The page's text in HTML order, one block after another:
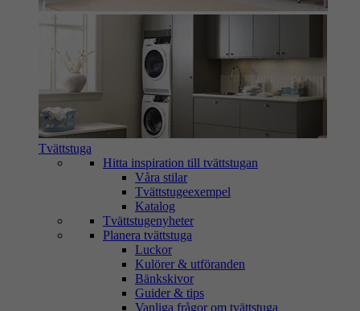
Tvättstuga
Hitta inspiration till tvättstugan
Våra stilar
Tvättstugeexempel
Katalog
Tvättstugenyheter
Planera tvättstuga
Luckor
Kulörer & utföranden
Bänkskivor
Guider & tips
Vanliga frågor om tvättstuga